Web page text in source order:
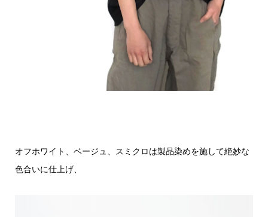
オフホワイト、ベージュ、スミクロは製品染めを施して絶妙な
色合いに仕上げ、